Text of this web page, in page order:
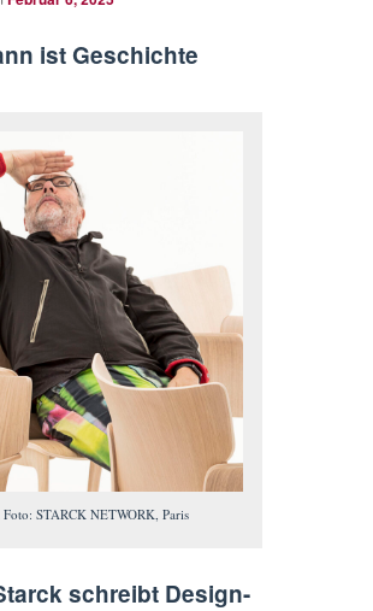
istGeschichte
STARCK NETWORK, Paris
schreibt Design-